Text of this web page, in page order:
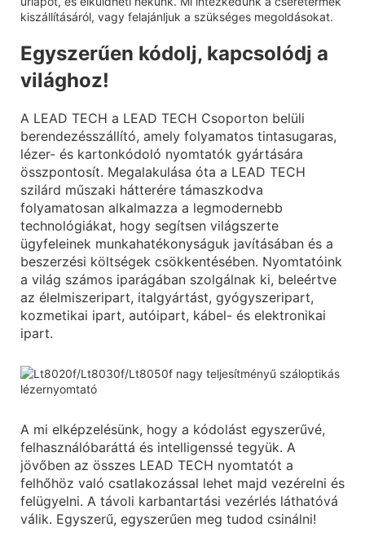
kiszállításáról, vagy felajánljuk a szükséges megoldásokat.
Egyszerűen kódolj, kapcsolódj a
világhoz!
A LEAD TECH a LEAD TECH Csoporton belüli
berendezésszállító, amely folyamatos tintasugaras,
lézer- és kartonkódoló nyomtatók gyártására
összpontosít. Megalakulása óta a LEAD TECH
szilárd műszaki hátterére támaszkodva
folyamatosan alkalmazza a legmodernebb
technológiákat, hogy segítsen világszerte
ügyfeleinek munkahatékonyságuk javításában és a
beszerzési költségek csökkentésében. Nyomtatóink
a világ számos iparágában szolgálnak ki, beleértve
az élelmiszeripart, italgyártást, gyógyszeripart,
kozmetikai ipart, autóipart, kábel- és elektronikai
ipart.
A mi elképzelésünk, hogy a kódolást egyszerűvé,
felhasználóbaráttá és intelligenssé tegyük. A
jövőben az összes LEAD TECH nyomtatót a
felhőhöz való csatlakozással lehet majd vezérelni és
felügyelni. A távoli karbantartási vezérlés láthatóvá
válik. Egyszerű, egyszerűen meg tudod csinálni!